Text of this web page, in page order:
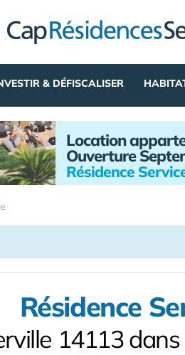
& DÉFISCALISER
Location
Ouverture
Résidence
Résidence
14113